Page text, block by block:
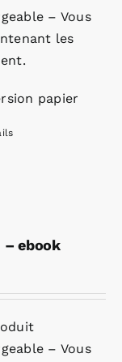
– Vous
les
papier
– ebook
– Vous